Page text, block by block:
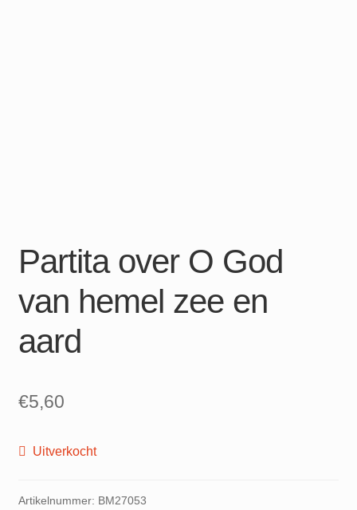
Partita over O God
van hemel zee en
aard
€5,60
Uitverkocht
Artikelnummer: BM27053